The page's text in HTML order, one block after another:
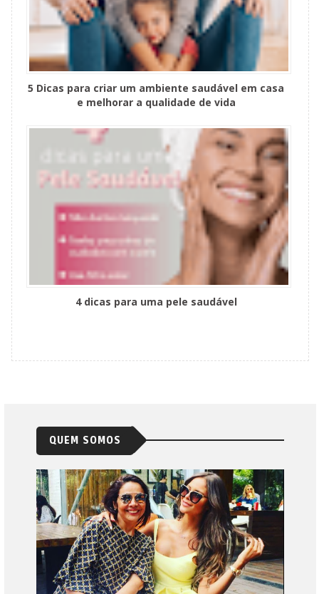
5 Dicas para criar um ambiente saudável em casa
e melhorar a qualidade de vida
4 dicas para uma pele saudável
QUEM SOMOS